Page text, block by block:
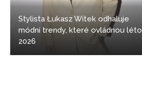
Stylista Łukasz Witek odhaluje
módní trendy, které ovládnou léto
2026